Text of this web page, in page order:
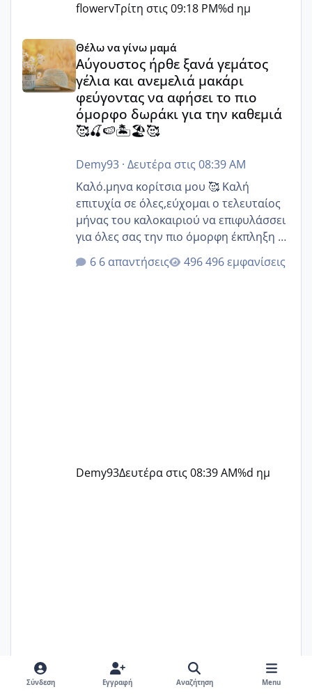
flowervΤρίτη στις 09:18 PM%d ημ
Αύγουστος ήρθε ξανά γεμάτος γέλια και ανεμελιά
Θέλω να γίνω μαμά
Αύγουστος ήρθε ξανά γεμάτος
γέλια και ανεμελιά μακάρι
φεύγοντας να αφήσει το πιο
όμορφο δωράκι για την καθεμιά
🥰🍒🍉🏝️🏖️🥰
Demy93· Δευτέρα στις 08:39 AM
Καλό.μηνα κορίτσια μου 🥰 Καλή
επιτυχία σε όλες,εύχομαι ο τελευταίος
μήνας του καλοκαιριού να επιφυλάσσει
για όλες σας την πιο όμορφη έκπληξη 🧿
@Elk @Melikara86 @Παρασκευαιδου
@Zenia z @melitiniღ @Christi.D.
6 απαντήσεις 496 εμφανίσεις
Demy93Δευτέρα στις 08:39 AM%d ημ
melitiniღ Τρίτη στις 08:38 PM
Σύνδεση Εγγραφή Αναζήτηση Menu